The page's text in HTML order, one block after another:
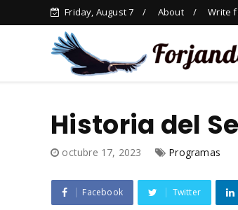
Friday, August 7 About Write
Historia del
octubre 17, 2023 Programas
Facebook Twitter